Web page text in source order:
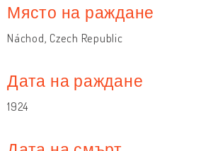
Място на раждане
Náchod, Czech Republic
Дата на раждане
1924